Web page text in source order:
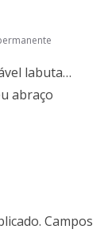
labuta…
abraço
Campos